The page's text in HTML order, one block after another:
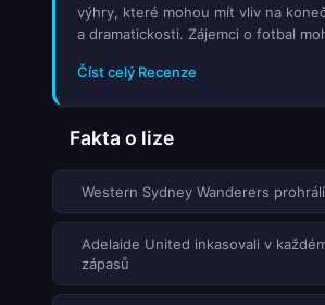
výhry, které mohou mít vliv na
a dramatickosti. Zájemci o fotbal
Číst celý Recenze
Fakta o lize
Western Sydney Wanderers
Adelaide United inkasovali v
zápasů